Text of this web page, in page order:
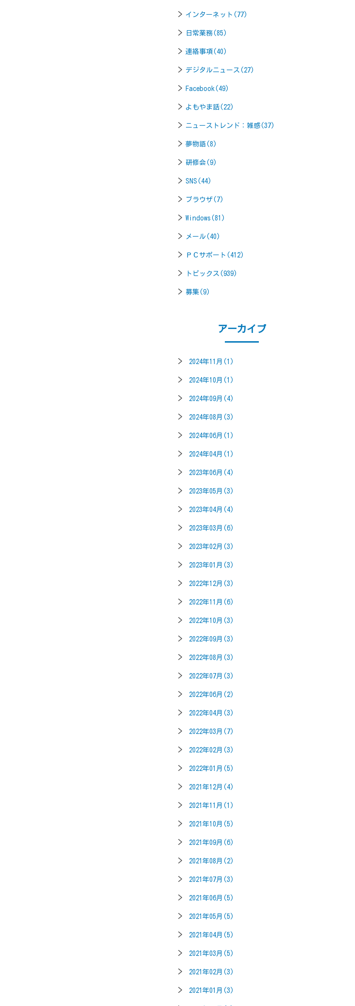
インターネット(77)
日常業務(85)
連絡事項(40)
デジタルニュース(27)
Facebook(49)
よもやま話(22)
ニューストレンド：雑感(37)
夢物語(8)
研修会(9)
SNS(44)
ブラウザ(7)
Windows(81)
メール(40)
ＰＣサポート(412)
トピックス(939)
募集(9)
アーカイブ
2024年11月(1)
2024年10月(1)
2024年09月(4)
2024年08月(3)
2024年06月(1)
2024年04月(1)
2023年06月(4)
2023年05月(3)
2023年04月(4)
2023年03月(6)
2023年02月(3)
2023年01月(3)
2022年12月(3)
2022年11月(6)
2022年10月(3)
2022年09月(3)
2022年08月(3)
2022年07月(3)
2022年06月(2)
2022年04月(3)
2022年03月(7)
2022年02月(3)
2022年01月(5)
2021年12月(4)
2021年11月(1)
2021年10月(5)
2021年09月(6)
2021年08月(2)
2021年07月(3)
2021年06月(5)
2021年05月(5)
2021年04月(5)
2021年03月(5)
2021年02月(3)
2021年01月(3)